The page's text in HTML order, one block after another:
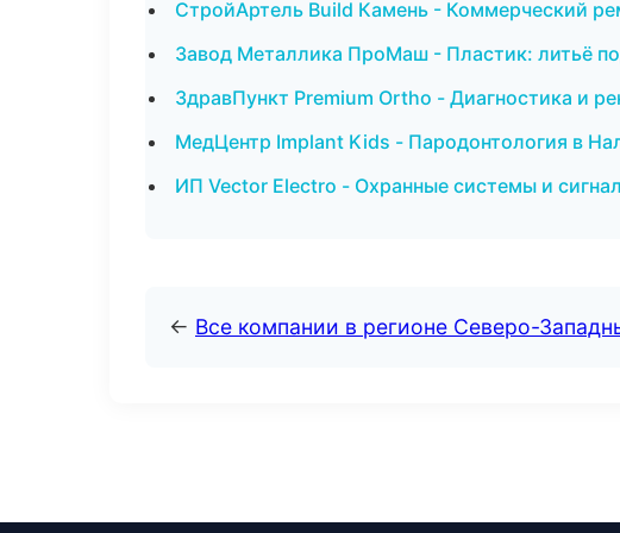
СтройАртель Build Камень - Коммерческий
Завод Металлика ПроМаш - Пластик: литьё
ЗдравПункт Premium Ortho - Диагностика и
МедЦентр Implant Kids - Пародонтология в
ИП Vector Electro - Охранные системы и
← Все компании в регионе Северо-